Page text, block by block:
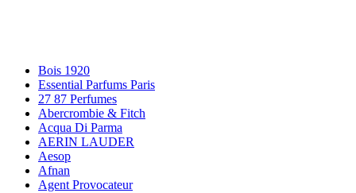
Bois 1920
Essential Parfums Paris
27 87 Perfumes
Abercrombie & Fitch
Acqua Di Parma
AERIN LAUDER
Aesop
Afnan
Agent Provocateur